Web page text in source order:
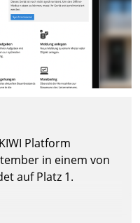
Platform
in einem von
auf Platz 1.